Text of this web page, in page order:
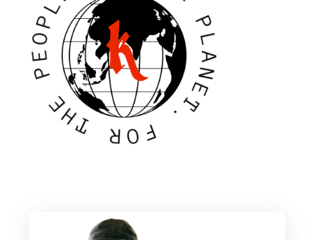
F
O
T
H
E
P
E
O
P E
P
L
A
N
E
T